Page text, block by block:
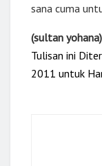
sana cuma
(sultan yohana)
Tulisan ini
2011 untuk